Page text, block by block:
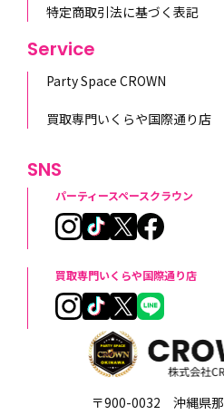
〒900-0032 沖縄県
特定商取引法に基づく表記
Service
Party Space CROWN
買取専門いくらや国際通り店
SNS
パーティースペースクラウン
買取専門いくらや国際通り店